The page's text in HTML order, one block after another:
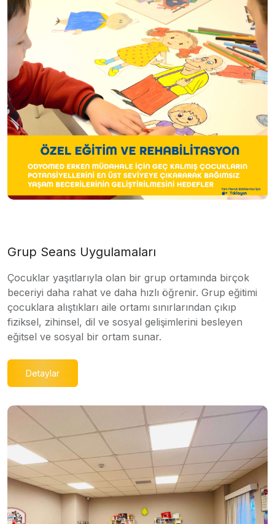
Grup Seans Uygulamaları
Çocuklar yaşıtlarıyla olan bir grup ortamında birçok
beceriyi daha rahat ve daha hızlı öğrenir. Grup eğitimi
çocuklara alıştıkları aile ortamı sınırlarından çıkıp
fiziksel, zihinsel, dil ve sosyal gelişimlerini besleyen
eğitsel ve sosyal bir ortam sunar.
Detaylar